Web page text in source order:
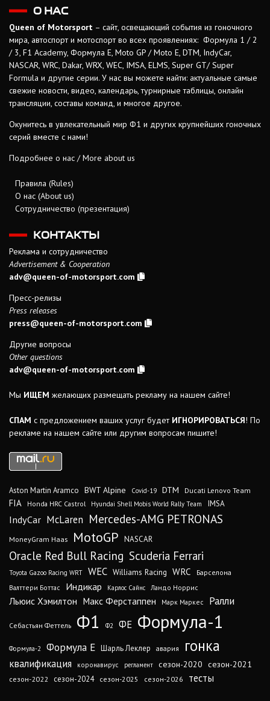
О НАС
Queen of Motorsport – сайт, освещающий события из гоночного
мира, автоспорт и мотоспорт во всех проявлениях: Формула 1 / 2
/ 3, F1 Academy, Формула Е, Moto GP / Moto E, DTM, IndyCar,
NASCAR, WRC, Dakar, WRX, WEC, IMSA, ELMS, Super GT/ Super
Formula и другие серии. У нас вы можете найти: актуальные самые
свежие новости, видео, календарь, турнирные таблицы, онлайн
трансляции, составы команд, и многое другое.
Окунитесь в увлекательный мир Ф1 и других крупнейших гоночных
серий вместе с нами!
Подробнее о нас / More about us
Правила (Rules)
О нас (About us)
Сотрудничество (презентация)
КОНТАКТЫ
Реклама и сотрудничество
Advertisement & Cooperation
adv@queen-of-motorsport.com
Пресс-релизы
Press releases
press@queen-of-motorsport.com
Другие вопросы
Other questions
adv@queen-of-motorsport.com
Мы ИЩЕМ желающих размещать рекламу на нашем сайте!
СПАМ с предложением ваших услуг будет ИГНОРИРОВАТЬСЯ! По
рекламе на нашем сайте или другим вопросам пишите!
Aston Martin Aramco BWT Alpine Covid-19 DTM Ducati Lenovo Team
FIA Honda HRC Castrol Hyundai Shell Mobis World Rally Team IMSA
IndyCar McLaren Mercedes-AMG PETRONAS
MoneyGram Haas MotoGP NASCAR
Oracle Red Bull Racing Scuderia Ferrari
Toyota Gazoo Racing WRT WEC Williams Racing WRC
Барселона
Валттери Боттас
Индикар Карлос Сайнс Ландо Норрис
Льюис Хэмилтон Макс Ферстаппен Марк Маркес Ралли
Себастьян Феттель Ф1 Ф2 ФЕ Формула-1
Формула-2 Формула Е Шарль Леклер авария гонка
квалификация коронавирус регламент сезон-2020 сезон-2021
сезон-2022 сезон-2024 сезон-2025 сезон-2026 тесты